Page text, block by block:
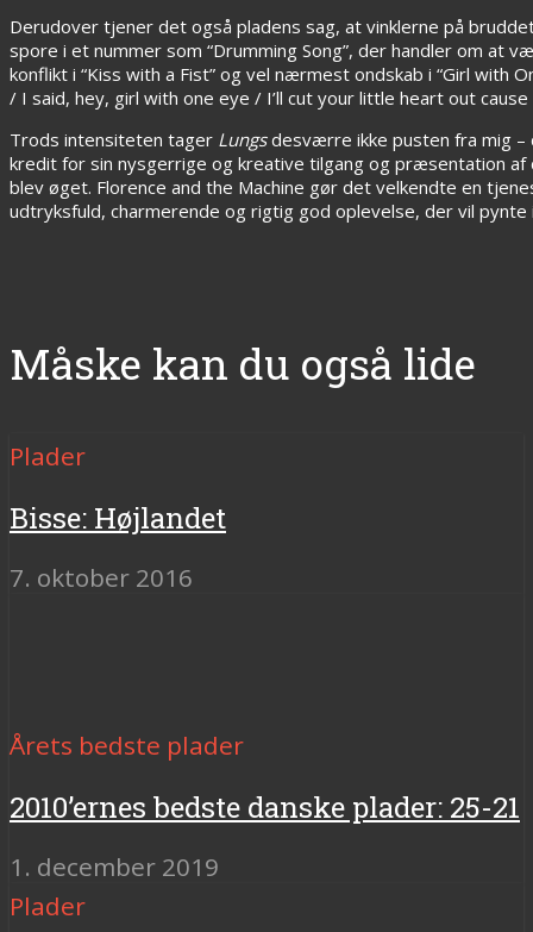
Derudover tjener det også pladens sag, at vinklerne på
spore i et nummer som “Drumming Song”, der handler om at
konflikt i “Kiss with a Fist” og vel nærmest ondskab i “Girl with
/ I said, hey, girl with one eye / I’ll cut your little heart out
Trods intensiteten tager Lungsdesværre ikke pusten fra mig –
kredit for sin nysgerrige og kreative tilgang og præsentation
blev øget. Florence and the Machine gør det velkendte en
udtryksfuld, charmerende og rigtig god oplevelse, der vil
Måske kan du også lide
Plader
Bisse: Højlandet
7. oktober 2016
Årets bedste plader
2010’ernes bedste danske plader: 25-21
1. december 2019
Plader